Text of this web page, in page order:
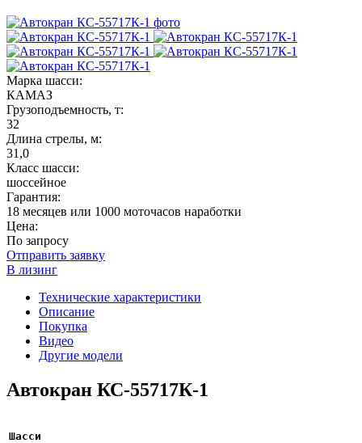
Марка шасси:
КАМАЗ
Грузоподъемность, т:
32
Длина стрелы, м:
31,0
Класс шасси:
шоссейное
Гарантия:
18 месяцев или 1000 моточасов наработки
Цена:
По запросу
Отправить заявку
В лизинг
Технические характеристики
Описание
Покупка
Видео
Другие модели
Автокран КС-55717К-1
Шасси